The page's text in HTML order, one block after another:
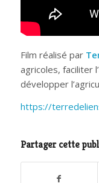
Film réalisé par
agricoles, faciliter
développer
https://
Partager cette